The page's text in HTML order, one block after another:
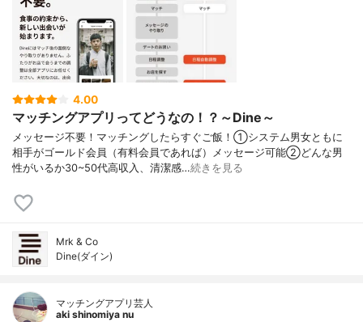
4.00
マッチングアプリってどうなの！？～Dine～
メッセージ不要！マッチングしたらすぐご飯！①システム男女ともに
相手がゴールド会員（有料会員であれば）メッセージ可能②どんな男
性がいるか30~50代高収入、清潔感…続きを見る
Mrk & Co
Dine(ダイン)
マッチングアプリ芸人
aki shinomiya nu